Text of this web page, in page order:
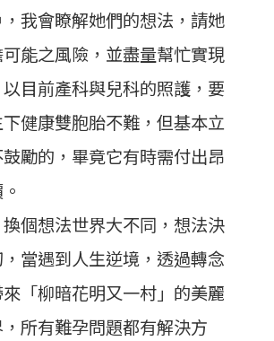
我會瞭解她們的想法，請她
能之風險，並盡量幫忙實現
目前產科與兒科的照護，要
健康雙胞胎不難，但基本立
勵的，畢竟它有時需付出昂
個想法世界大不同，想法決
當遇到人生逆境，透過轉念
「柳暗花明又一村」的美麗
所有難孕問題都有解決方